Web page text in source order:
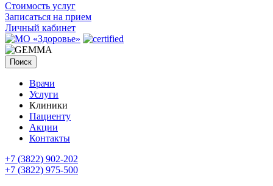
Стоимость услуг
Записаться на прием
Личный кабинет
Поиск
Врачи
Услуги
Клиники
Пациенту
Акции
Контакты
+7 (3822) 902-202
+7 (3822) 975-500